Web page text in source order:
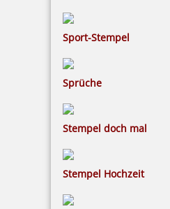
Sport-Stempel
Sprüche
Stempel doch mal
Stempel Hochzeit